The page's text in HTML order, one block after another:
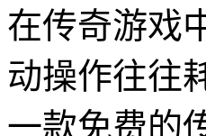
在传奇游戏
动操作往往
一款免费的